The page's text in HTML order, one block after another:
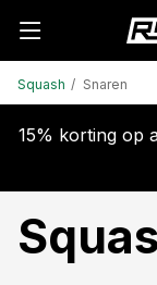
Squash Snaren
15% korting op